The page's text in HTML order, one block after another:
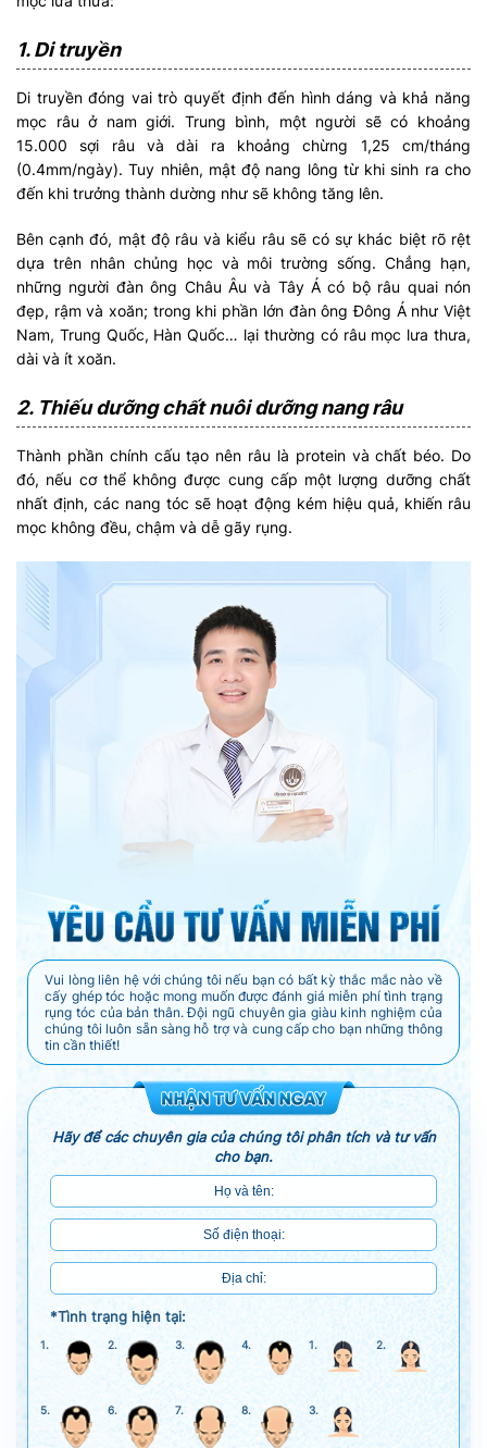
1. Di truyền
Di truyền đóng vai trò quyết định đến hình dáng và khả năng
mọc râu ở nam giới. Trung bình, một người sẽ có khoảng
15.000 sợi râu và dài ra khoảng chừng 1,25 cm/tháng
(0.4mm/ngày). Tuy nhiên, mật độ nang lông từ khi sinh ra cho
đến khi trưởng thành dường như sẽ không tăng lên.
Bên cạnh đó, mật độ râu và kiểu râu sẽ có sự khác biệt rõ rệt
dựa trên nhân chủng học và môi trường sống. Chẳng hạn,
những người đàn ông Châu Âu và Tây Á có bộ râu quai nón
đẹp, rậm và xoăn; trong khi phần lớn đàn ông Đông Á như Việt
Nam, Trung Quốc, Hàn Quốc… lại thường có râu mọc lưa thưa,
dài và ít xoăn.
2. Thiếu dưỡng chất nuôi dưỡng nang râu
Thành phần chính cấu tạo nên râu là protein và chất béo. Do
đó, nếu cơ thể không được cung cấp một lượng dưỡng chất
nhất định, các nang tóc sẽ hoạt động kém hiệu quả, khiến râu
mọc không đều, chậm và dễ gãy rụng.
Vui lòng liên hệ với chúng tôi nếu bạn có bất kỳ thắc mắc nào về
cấy ghép tóc hoặc mong muốn được đánh giá miễn phí tình trạng
rụng tóc của bản thân. Đội ngũ chuyên gia giàu kinh nghiệm của
chúng tôi luôn sẵn sàng hỗ trợ và cung cấp cho bạn những thông
tin cần thiết!
Hãy để các chuyên gia của chúng tôi phân tích và tư vấn
cho bạn.
*Tình trạng hiện tại:
1. 2. 3. 4. 1. 2.
5. 6. 7. 8. 3.